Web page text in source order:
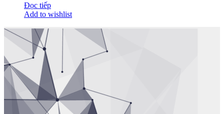
Đọc tiếp
Add to wishlist